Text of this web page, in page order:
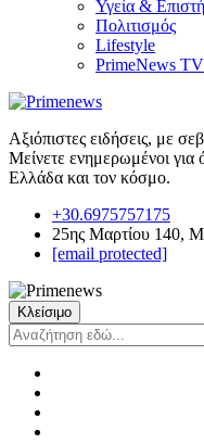
Υγεία &
Πολιτισμός
Lifestyle
PrimeNews TV
Αξιόπιστες ειδήσεις, με
Μείνετε ενημερωμένοι για
Ελλάδα και τον κόσμο.
+30.6975757175
25ης Μαρτίου 140,
[email protected]
Κλείσιμο